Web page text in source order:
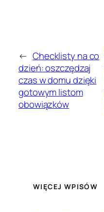
← Checklisty na co
dzień: oszczędzaj
czas w domu dzięki
gotowym listom
obowiązków
WIĘCEJ WPISÓW